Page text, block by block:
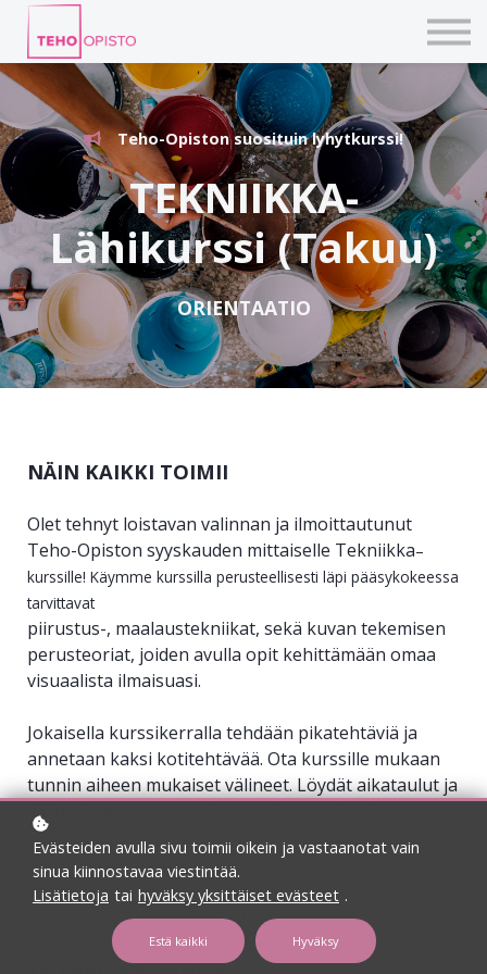
TAIDEPAJAT
ILMOITTAUDU
KIRJAUDU TEHOVERKKOON
Teho-Opiston suosituin lyhytkurssi!
TEKNIIKKA-
Lähikurssi (Takuu)
ORIENTAATIO
NÄIN KAIKKI TOIMII
Olet tehnyt loistavan valinnan ja ilmoittautunut
Teho-Opiston syyskauden mittaiselle Tekniikka–
kurssille! Käymme kurssilla perusteellisesti läpi pääsykokeessa
tarvittavat
piirustus-, maalaustekniikat, sekä kuvan tekemisen
perusteoriat, joiden avulla opit kehittämään omaa
visuaalista ilmaisuasi.
Jokaisella kurssikerralla tehdään pikatehtäviä ja
annetaan kaksi kotitehtävää. Ota kurssille mukaan
tunnin aiheen mukaiset välineet. Löydät aikataulut ja
välinelistat alempaa orientaatiomateriaaleista.
Alla on myös muuta tärkeää tietoa kurssin
käytännön järjestelyistä. Ota yhteyttä, jos tulee
kysyttävää, meopettajat vastaamme mielellämme!
Terveisin opettajanne,
Evästeiden avulla sivu toimii oikein ja vastaanotat vain
sinua kiinnostavaa viestintää.
Lisätietoja tai hyväksy yksittäiset evästeet .
Estä kaikki Hyväksy